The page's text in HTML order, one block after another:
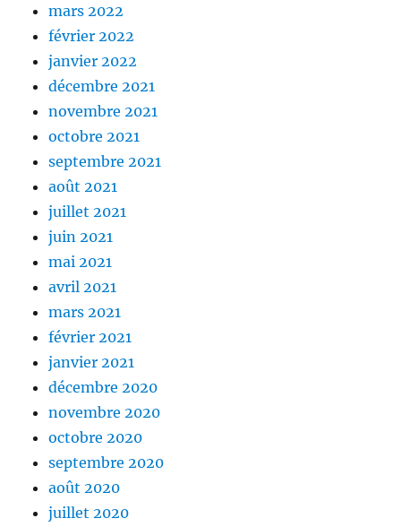
mars 2022
février 2022
janvier 2022
décembre 2021
novembre 2021
octobre 2021
septembre 2021
août 2021
juillet 2021
juin 2021
mai 2021
avril 2021
mars 2021
février 2021
janvier 2021
décembre 2020
novembre 2020
octobre 2020
septembre 2020
août 2020
juillet 2020